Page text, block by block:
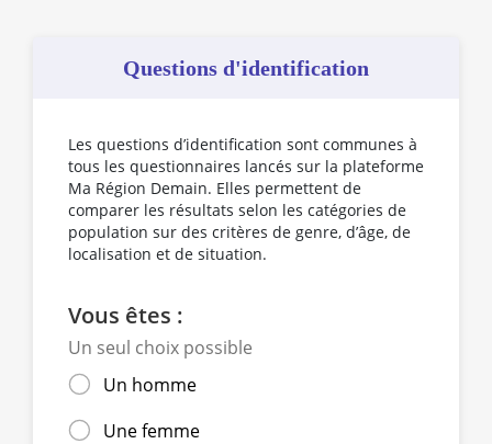
Questions d'identification
Les questions d’identification sont communes à
tous les questionnaires lancés sur la plateforme
Ma Région Demain. Elles permettent de
comparer les résultats selon les catégories de
population sur des critères de genre, d’âge, de
localisation et de situation.
Vous êtes :
Un seul choix possible
Un homme
Une femme